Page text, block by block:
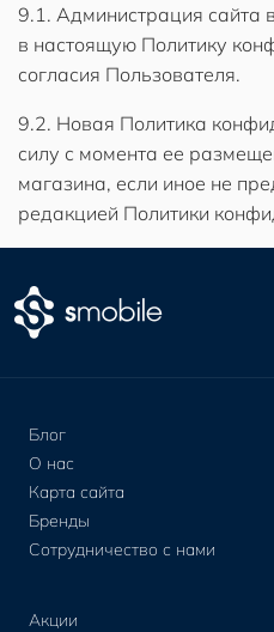
9.1. Администрация сайта
в настоящую Политику
согласия Пользователя.
9.2. Новая Политика
силу с момента ее
магазина, если иное не
редакцией Политики
Блог
О нас
Карта сайта
Бренды
Сотрудничество с нами
Акции